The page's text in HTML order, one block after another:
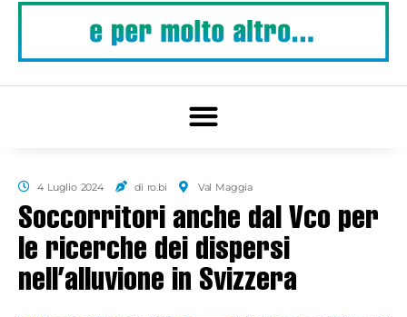
4 Luglio 2024 di ro.bi Val Maggia
Soccorritori anche dal Vco per
le ricerche dei dispersi
nell’alluvione in Svizzera